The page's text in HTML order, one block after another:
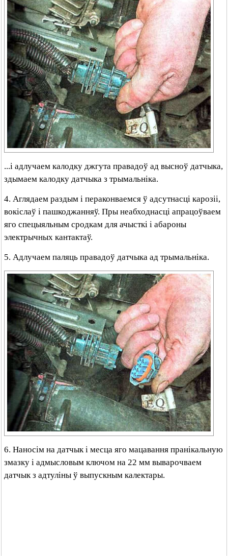
...і адлучаем калодку джгута правадоў ад высноў датчыка,
здымаем калодку датчыка з трымальніка.
4. Аглядаем раздым і пераконваемся ў адсутнасці карозіі,
вокіслаў і пашкоджанняў. Пры неабходнасці апрацоўваем
яго спецыяльным сродкам для ачысткі і абароны
электрычных кантактаў.
5. Адлучаем паляць правадоў датчыка ад трымальніка.
6. Наносім на датчык і месца яго мацавання пранікальную
змазку і адмысловым ключом на 22 мм выварочваем
датчык з адтуліны ў выпускным калектары.